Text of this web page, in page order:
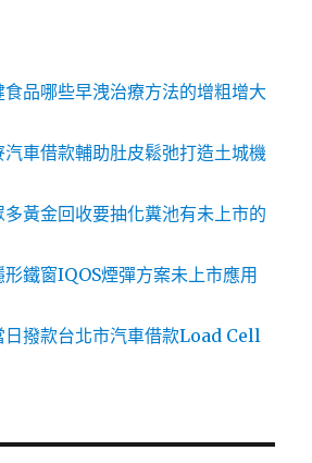
品哪些早洩治療方法的增粗增大
車借款輔助肚皮鬆弛打造土城機
黃金回收要抽化糞池有未上市的
鐵窗IQOS煙彈方案未上市應用
日撥款台北市汽車借款Load Cell